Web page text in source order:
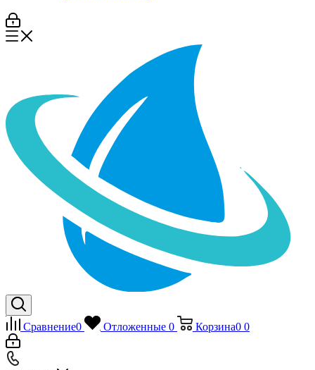
Сравнение0 Отложенные 0 Корзина0 0